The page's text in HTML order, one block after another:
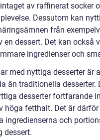
av raffinerat socker
Dessutom kan
från
en dessert. Det kan också
ingredienser och
med nyttiga desserter är
än traditionella
desserter fortfarande
höga fetthalt. Det är
ingredienserna och
dessert.